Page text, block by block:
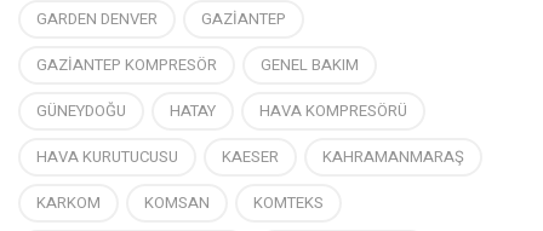
GARDEN DENVER
GAZİANTEP
GAZİANTEP KOMPRESÖR
GENEL BAKIM
GÜNEYDOĞU
HATAY
HAVA KOMPRESÖRÜ
HAVA KURUTUCUSU
KAESER
KAHRAMANMARAŞ
KARKOM
KOMSAN
KOMTEKS